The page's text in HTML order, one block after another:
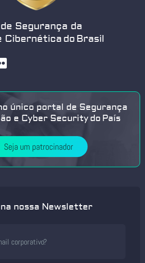
Segurança da
do Brasil
único portal de Segurança
e Cyber Security do País
Seja um patrocinador
nossa Newsletter